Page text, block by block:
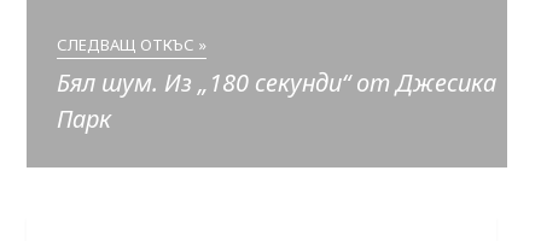
СЛЕДВАЩ ОТКЪС »
Бял шум. Из „180 секунди“ от Джесика
Парк